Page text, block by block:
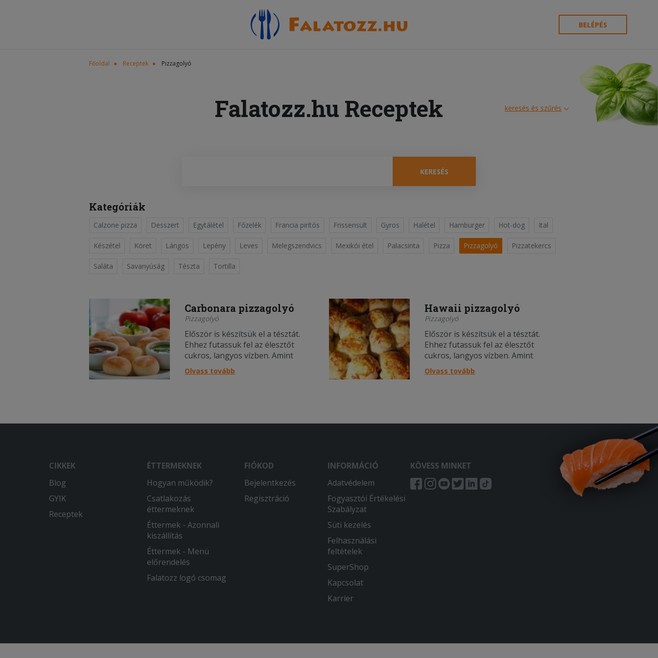
BELÉPÉS
Főoldal Receptek Pizzagolyó
Falatozz.hu Receptek keresés és szűrés
KERESÉS
Kategóriák
Calzone pizza Desszert Egytálétel Főzelék Francia pirítós Frissensült Gyros Halétel Hamburger Hot-dog Ital
Készétel Köret Lángos Lepény Leves Melegszendvics Mexikói étel Palacsinta Pizza Pizzagolyó Pizzatekercs
Saláta Savanyúság Tészta Tortilla
Carbonara pizzagolyó
Pizzagolyó
Először is készítsük el a tésztát.
Ehhez futassuk fel az élesztőt
cukros, langyos vízben. Amint
felfutott, öntsük hozzá a liszthez,
majd adjuk hozzá a sót és két
Olvass tovább
Hawaii pizzagolyó
Pizzagolyó
Először is készítsük el a tésztát.
Ehhez futassuk fel az élesztőt
cukros, langyos vízben. Amint
felfutott, öntsük hozzá a liszthez,
majd adjuk hozzá a sót és két
Olvass tovább
CIKKEK
Blog
GYIK
Receptek
ÉTTERMEKNEK
Hogyan működik?
Csatlakozás
éttermeknek
Éttermek - Azonnali
kiszállítás
Éttermek - Menü
előrendelés
Falatozz logó csomag
FIÓKOD
Bejelentkezés
Regisztráció
INFORMÁCIÓ
Adatvédelem
Fogyasztói Értékelési
Szabályzat
Süti kezelés
Felhasználási
feltételek
SuperShop
Kapcsolat
Karrier
KÖVESS MINKET